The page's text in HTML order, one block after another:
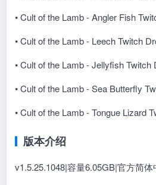
• Cult of the Lamb - Angler Fish
• Cult of the Lamb - Leech Twitch
• Cult of the Lamb - Jellyfish Twitch
• Cult of the Lamb - Sea Butterfly
• Cult of the Lamb - Tongue Lizard
版本介绍
v1.5.25.1048|容量6.05GB|官方简